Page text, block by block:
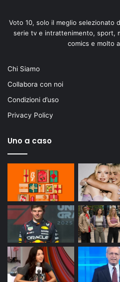
Voto 10, solo il meglio selezionato
serie tv e intrattenimento, sport,
comics e molto
Chi Siamo
Collabora con noi
Condizioni d’uso
Privacy Policy
Uno a caso